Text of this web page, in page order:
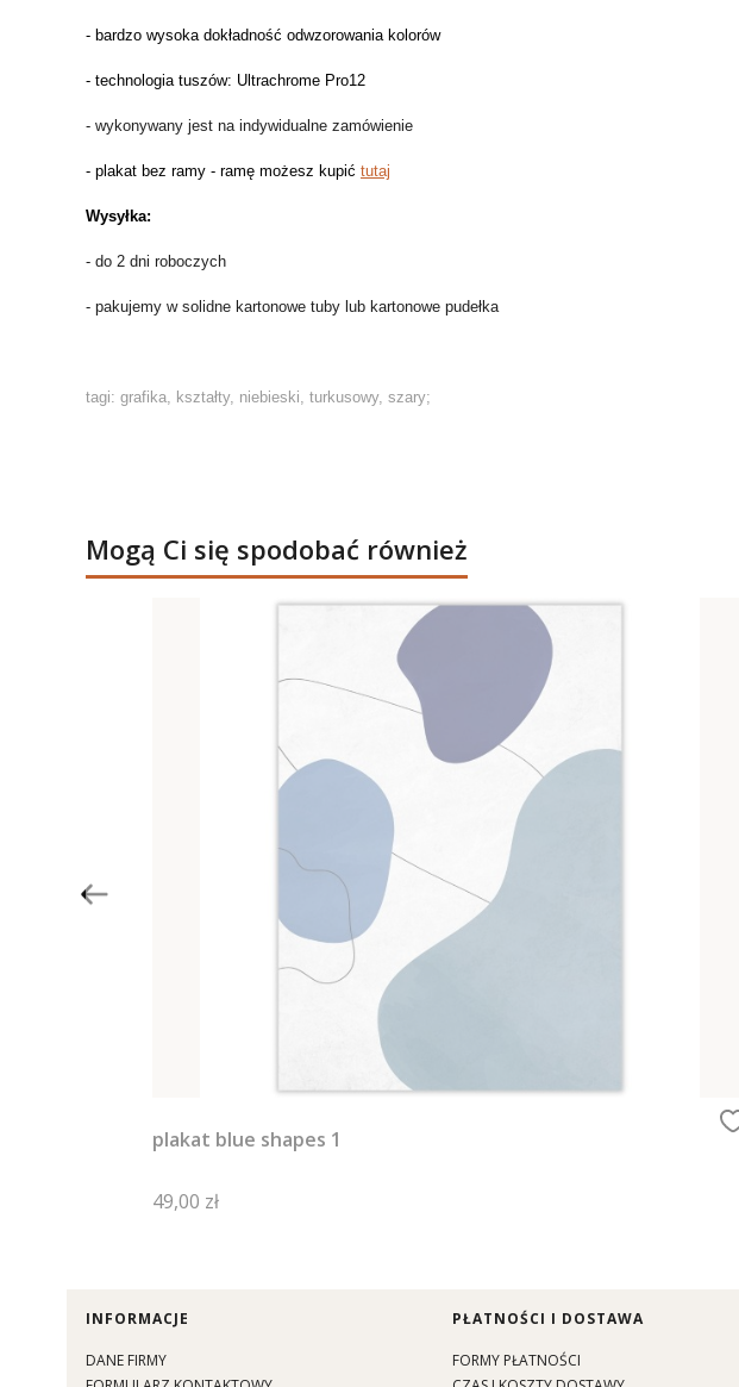
- bardzo wysoka dokładność odwzorowania kolorów
- technologia tuszów: Ultrachrome Pro12
- wykonywany jest na indywidualne zamówienie
- plakat bez ramy - ramę możesz kupić tutaj
Wysyłka:
- do 2 dni roboczych
- pakujemy w solidne kartonowe tuby lub kartonowe pudełka
tagi: grafika, kształty, niebieski, turkusowy, szary;
Mogą Ci się spodobać również
plakat blue shapes 1
Cena
49,00 zł
Linki w stopce
INFORMACJE
DANE FIRMY
PŁATNOŚCI I DOSTAWA
FORMY PŁATNOŚCI